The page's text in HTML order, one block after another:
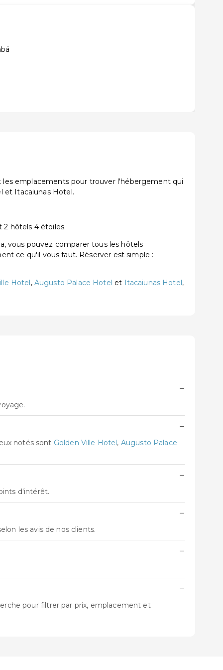
les emplacements pour trouver l'hébergement qui
et Itacaiunas Hotel.
2 hôtels 4 étoiles.
vous pouvez comparer tous les hôtels
ce qu'il vous faut. Réserver est simple :
Hotel, Augusto Palace Hotel et Itacaiunas Hotel,
−
−
notés sont Golden Ville Hotel, Augusto Palace
−
d'intérêt.
−
les avis de nos clients.
−
−
pour filtrer par prix, emplacement et